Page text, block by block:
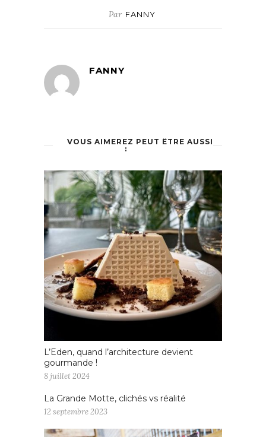
Par FANNY
FANNY
VOUS AIMEREZ PEUT ÊTRE AUSSI
:
L’Eden, quand l’architecture devient
gourmande !
8 juillet 2024
La Grande Motte, clichés vs réalité
12 septembre 2023